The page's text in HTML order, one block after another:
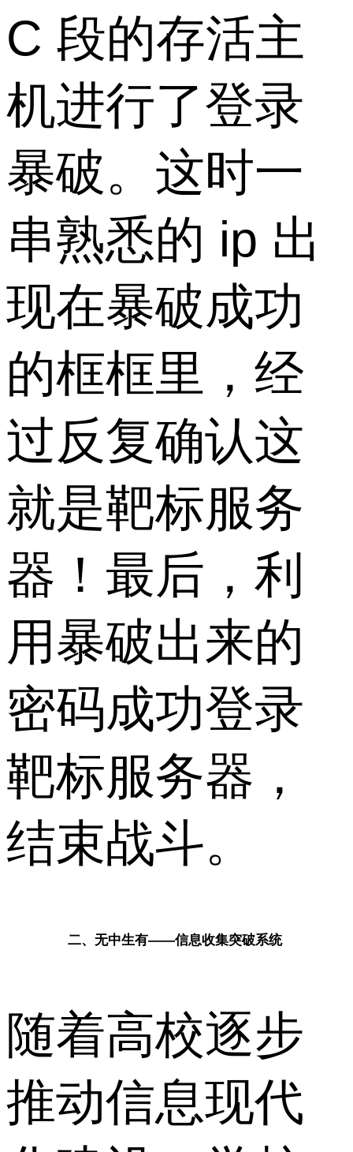
C 段的存活主
机进行了登录
暴破。这时一
串熟悉的 ip 出
现在暴破成功
的框框里，经
过反复确认这
就是靶标服务
器！最后，利
用暴破出来的
密码成功登录
靶标服务器，
结束战斗。
二、无中生有——信息收集突破系统
随着高校逐步
推动信息现代